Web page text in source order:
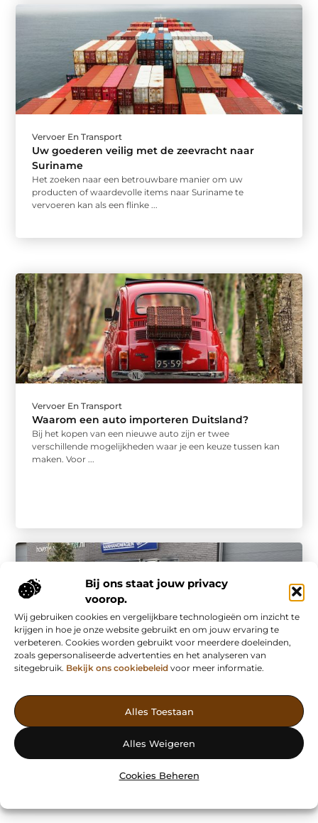
Bij ons staat jouw privacy
voorop.
Wij gebruiken cookies en vergelijkbare technologieën om inzicht te
krijgen in hoe je onze website gebruikt en om jouw ervaring te
verbeteren. Cookies worden gebruikt voor meerdere doeleinden,
zoals gepersonaliseerde advertenties en het analyseren van
sitegebruik. Bekijk ons cookiebeleid voor meer informatie.
Alles Toestaan
Alles Weigeren
Cookies Beheren
Vervoer En Transport
Uw goederen veilig met de zeevracht naar
Suriname
Het zoeken naar een betrouwbare manier om uw
producten of waardevolle items naar Suriname te
vervoeren kan als een flinke ...
Vervoer En Transport
Waarom een auto importeren Duitsland?
Bij het kopen van een nieuwe auto zijn er twee
verschillende mogelijkheden waar je een keuze tussen kan
maken. Voor ...
Vervoer En Transport
goed. Ze bieden verschillende varianten en types aan. Zo
kun je bij ...